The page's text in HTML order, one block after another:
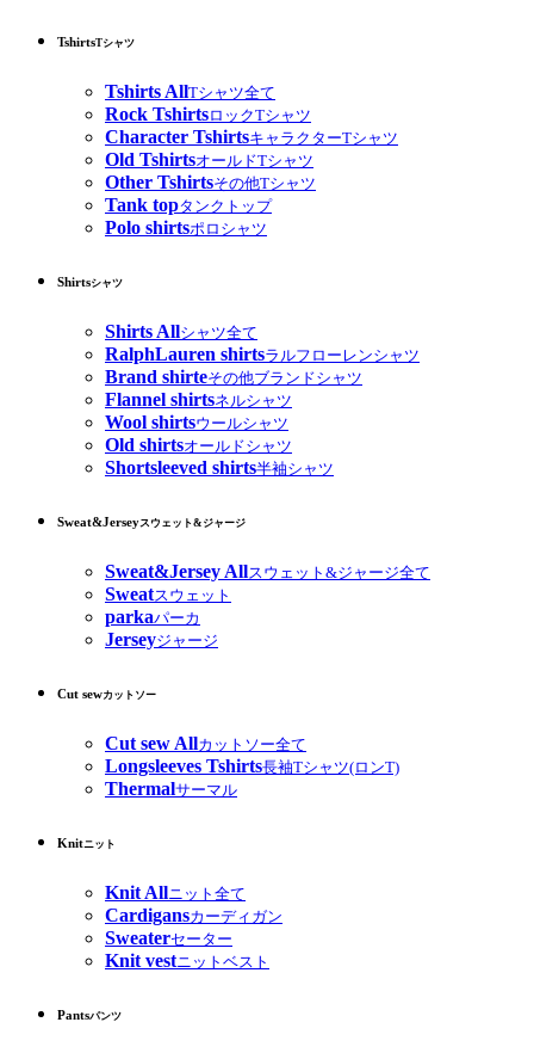
TshirtsTシャツ
Tshirts AllTシャツ全て
Rock TshirtsロックTシャツ
Character TshirtsキャラクターTシャツ
Old TshirtsオールドTシャツ
Other Tshirtsその他Tシャツ
Tank topタンクトップ
Polo shirtsポロシャツ
Shirtsシャツ
Shirts Allシャツ全て
RalphLauren shirtsラルフローレンシャツ
Brand shirteその他ブランドシャツ
Flannel shirtsネルシャツ
Wool shirtsウールシャツ
Old shirtsオールドシャツ
Shortsleeved shirts半袖シャツ
Sweat&Jerseyスウェット&ジャージ
Sweat&Jersey Allスウェット&ジャージ全て
Sweatスウェット
parkaパーカ
Jerseyジャージ
Cut sewカットソー
Cut sew Allカットソー全て
Longsleeves Tshirts長袖Tシャツ(ロンT)
Thermalサーマル
Knitニット
Knit Allニット全て
Cardigansカーディガン
Sweaterセーター
Knit vestニットベスト
Pantsパンツ